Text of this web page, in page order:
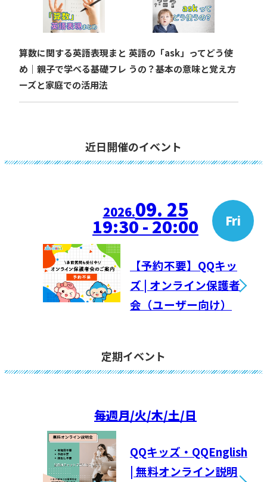
算数に関する英語表現まと
め｜親子で学べる基礎フレ
ーズと家庭での活用法
英語の「ask」ってどう使
うの？基本の意味と覚え方
近日開催のイベント
2026.09. 25 Fri
19:30 - 20:00
【予約不要】QQキッ
ズ | オンライン保護者
会（ユーザー向け）
定期イベント
毎週月/火/木/土/日
QQキッズ・QQEnglish
| 無料オンライン説明